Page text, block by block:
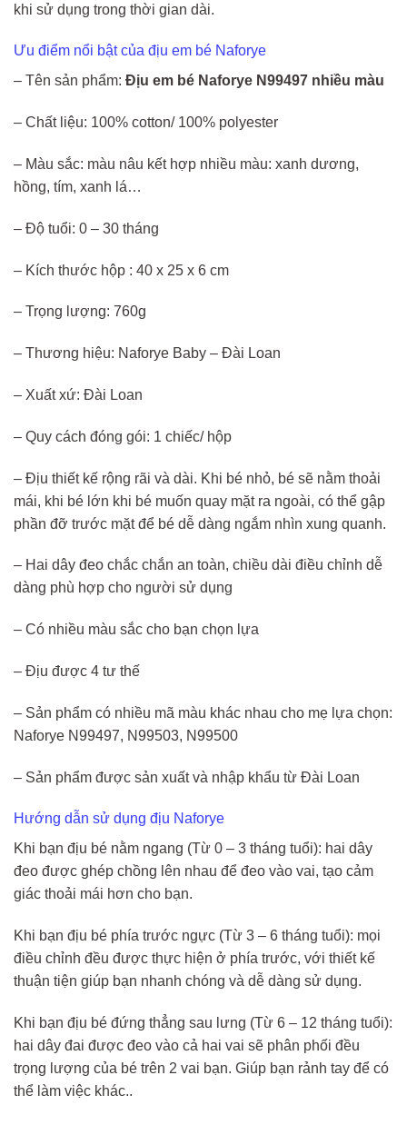
khi sử dụng trong thời gian dài.
Ưu điểm nổi bật của địu em bé Naforye
– Tên sản phẩm: Địu em bé Naforye N99497 nhiều màu
– Chất liệu: 100% cotton/ 100% polyester
– Màu sắc: màu nâu kết hợp nhiều màu: xanh dương,
hồng, tím, xanh lá…
– Độ tuổi: 0 – 30 tháng
– Kích thước hộp : 40 x 25 x 6 cm
– Trọng lượng: 760g
– Thương hiệu: Naforye Baby – Đài Loan
– Xuất xứ: Đài Loan
– Quy cách đóng gói: 1 chiếc/ hộp
– Địu thiết kế rộng rãi và dài. Khi bé nhỏ, bé sẽ nằm thoải
mái, khi bé lớn khi bé muốn quay mặt ra ngoài, có thể gập
phần đỡ trước mặt để bé dễ dàng ngắm nhìn xung quanh.
– Hai dây đeo chắc chắn an toàn, chiều dài điều chỉnh dễ
dàng phù hợp cho người sử dụng
– Có nhiều màu sắc cho bạn chọn lựa
– Địu được 4 tư thế
– Sản phẩm có nhiều mã màu khác nhau cho mẹ lựa chọn:
Naforye N99497, N99503, N99500
– Sản phẩm được sản xuất và nhập khẩu từ Đài Loan
Hướng dẫn sử dụng địu Naforye
Khi bạn địu bé nằm ngang (Từ 0 – 3 tháng tuổi): hai dây
đeo được ghép chồng lên nhau để đeo vào vai, tạo cảm
giác thoải mái hơn cho bạn.
Khi bạn địu bé phía trước ngực (Từ 3 – 6 tháng tuổi): mọi
điều chỉnh đều được thực hiện ở phía trước, với thiết kế
thuận tiện giúp bạn nhanh chóng và dễ dàng sử dụng.
Khi bạn địu bé đứng thẳng sau lưng (Từ 6 – 12 tháng tuổi):
hai dây đai được đeo vào cả hai vai sẽ phân phối đều
trọng lượng của bé trên 2 vai bạn. Giúp bạn rảnh tay để có
thể làm việc khác..